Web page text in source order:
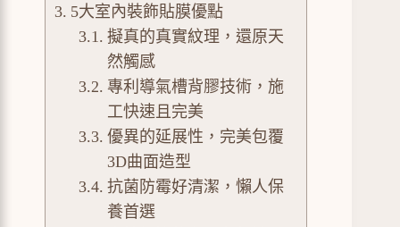
5大室內裝飾貼膜優點
擬真的真實紋理，還原天
然觸感
專利導氣槽背膠技術，施
工快速且完美
優異的延展性，完美包覆
3D曲面造型
抗菌防霉好清潔，懶人保
養首選